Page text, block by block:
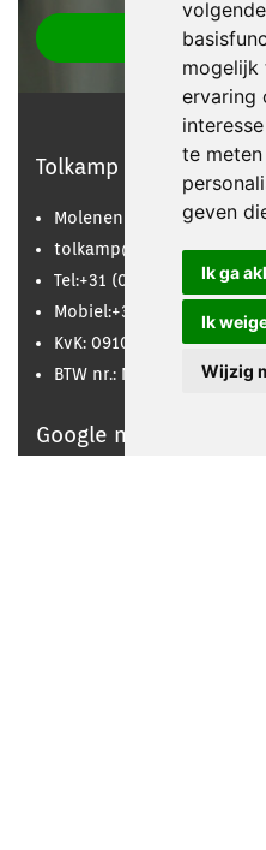
mogelijk
ervaring
te
geven
Ik ga
Ik
Wijzig
Tolkamp
Molenenk 18, 7255 AX
tolkamp@tolkampbv.nl
Tel:+31 (0) 575 46 24 79
Mobiel:+31 (0) 654 714 174
KvK: 09103794
BTW nr.: NL819535047B01
Google maps